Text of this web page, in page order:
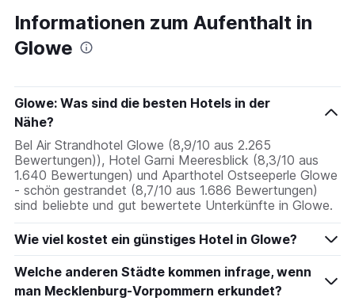
Informationen zum Aufenthalt in
Glowe
Glowe: Was sind die besten Hotels in der
Nähe?
Bel Air Strandhotel Glowe (8,9/10 aus 2.265
Bewertungen)), Hotel Garni Meeresblick (8,3/10 aus
1.640 Bewertungen) und Aparthotel Ostseeperle Glowe
- schön gestrandet (8,7/10 aus 1.686 Bewertungen)
sind beliebte und gut bewertete Unterkünfte in Glowe.
Wie viel kostet ein günstiges Hotel in Glowe?
Welche anderen Städte kommen infrage, wenn
man Mecklenburg-Vorpommern erkundet?